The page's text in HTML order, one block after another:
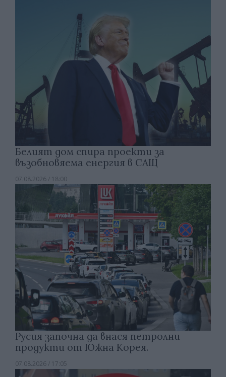
Белият дом спира проекти за
възобновяема енергия в САЩ
07.08.2026 / 18:00
Русия започна да внася петролни
продукти от Южна Корея.
07.08.2026 / 17:05